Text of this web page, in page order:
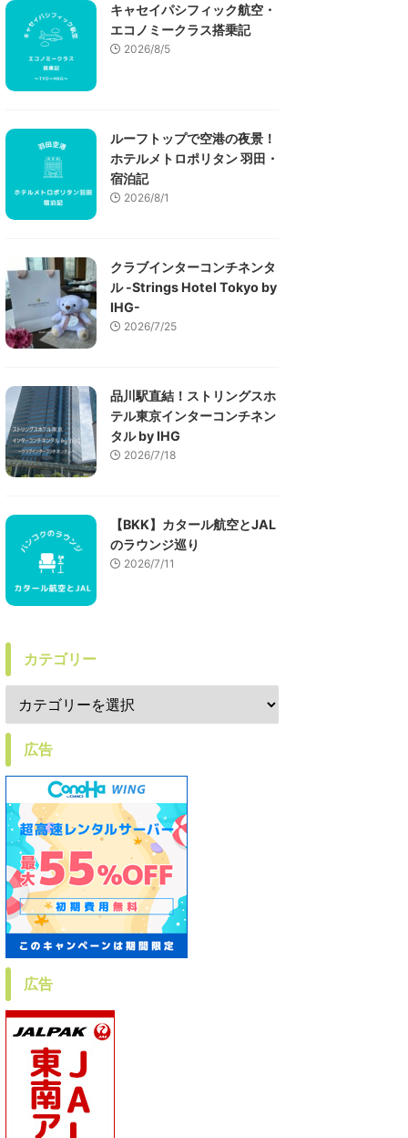
キャセイパシフィック航空・
エコノミークラス搭乗記
2026/8/5
ルーフトップで空港の夜景！
ホテルメトロポリタン 羽田・
宿泊記
2026/8/1
クラブインターコンチネンタ
ル -Strings Hotel Tokyo by
IHG-
2026/7/25
品川駅直結！ストリングスホ
テル東京インターコンチネン
タル by IHG
2026/7/18
【BKK】カタール航空とJAL
のラウンジ巡り
2026/7/11
カテゴリー
広告
広告